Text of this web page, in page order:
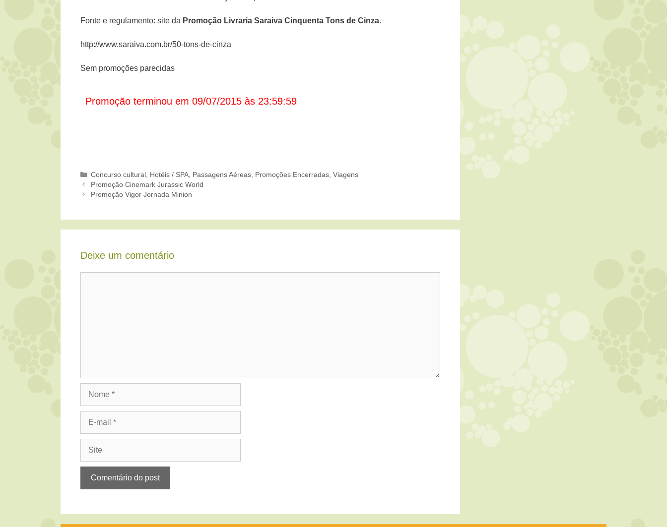
Fonte e regulamento: site da Promoção Livraria Saraiva Cinquenta Tons de Cinza.
http://www.saraiva.com.br/50-tons-de-cinza
Sem promoções parecidas
Promoção terminou em 09/07/2015 às 23:59:59
Categorias
Concurso cultural Hotéis / SPA Passagens Aéreas Promoções Encerradas ,Viagens
Promoção Cinemark Jurassic World
Promoção Vigor Jornada Minion
Deixe um comentário